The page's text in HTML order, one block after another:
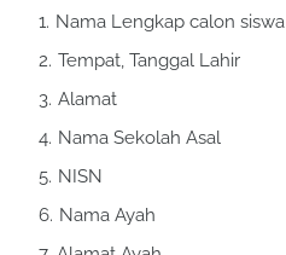
Nama Lengkap calon siswa
Tempat, Tanggal Lahir
Alamat
Nama Sekolah Asal
NISN
Nama Ayah